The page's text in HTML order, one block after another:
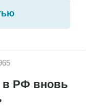
в РФ вновь